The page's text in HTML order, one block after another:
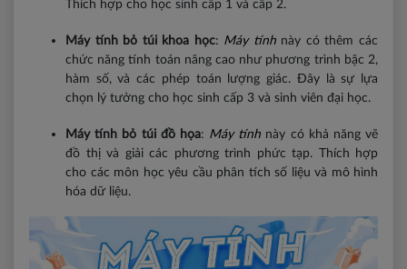
Thích hợp cho học sinh cấp 1 và cấp 2.
Máy tính bỏ túi khoa học: Máy tínhnày có thêm các
chức năng tính toán nâng cao như phương trình bậc 2,
hàm số, và các phép toán lượng giác. Đây là sự lựa
chọn lý tưởng cho học sinh cấp 3 và sinh viên đại học.
Máy tính bỏ túi đồ họa: Máy tính này có khả năng vẽ
đồ thị và giải các phương trình phức tạp. Thích hợp
cho các môn học yêu cầu phân tích số liệu và mô hình
hóa dữ liệu.